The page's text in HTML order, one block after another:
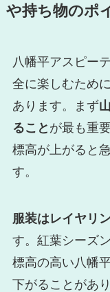
や持ち物のポ
八幡平アスピー
全に楽しむため
あります。まず
ること が最も重
標高が上がると
す。
服装はレイヤリ
す。紅葉シーズ
標高の高い八幡
下がることがあ